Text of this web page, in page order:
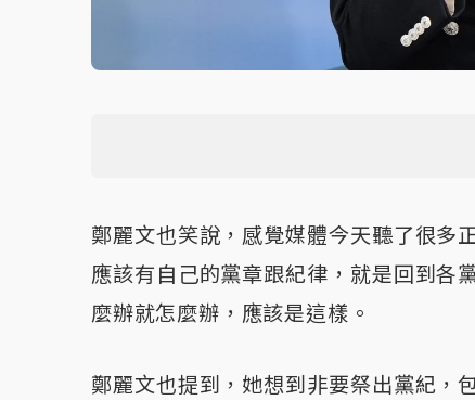
鄭麗文也笑說，感覺媒體今天聽了很多
應該有自己的黨章跟紀律，就是回到各
麼辦就怎麼辦，應該是這樣。
鄭麗文也提到，她想到非要祭出黨紀，